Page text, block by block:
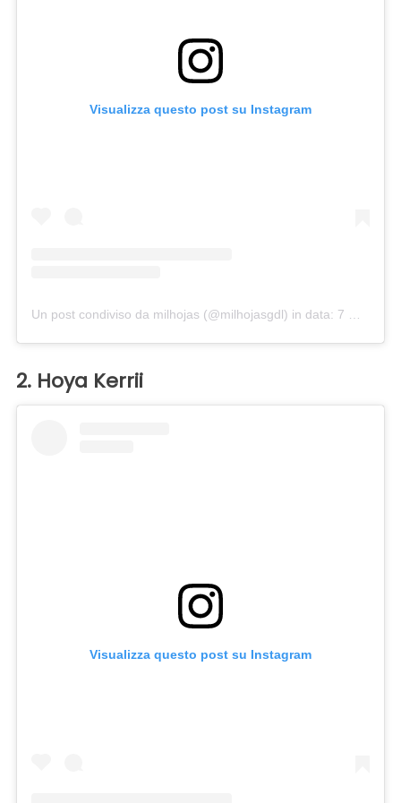
Visualizza questo post su Instagram
Un post condiviso da milhojas (@milhojasgdl) in data: 7 Gen 2020 alle ore 6:13 PST
2. Hoya Kerrii
Visualizza questo post su Instagram